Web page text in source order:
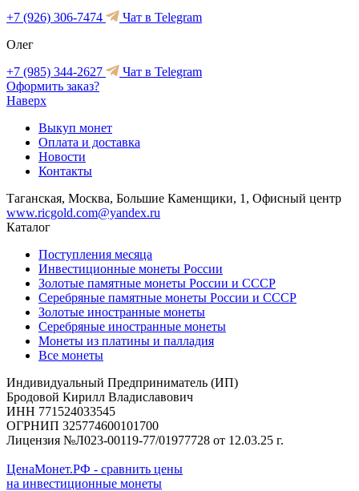
+7 (926) 306-7474
Чат в Telegram
Олег
+7 (985) 344-2627
Чат в Telegram
Оформить заказ?
Наверх
Выкуп монет
Оплата и доставка
Новости
Контакты
Таганская, Москва, Большие Каменщики, 1, Офисный центр
www.ricgold.com@yandex.ru
Каталог
Поступления месяца
Инвестиционные монеты России
Золотые памятные монеты России и СССР
Серебряные памятные монеты России и СССР
Золотые иностранные монеты
Серебряные иностранные монеты
Монеты из платины и палладия
Все монеты
Индивидуальный Предприниматель (ИП)
Бродовой Кирилл Владиславович
ИНН 771524033545
ОГРНИП 325774600101700
Лицензия №Л023-00119-77/01977728 от 12.03.25 г.
ЦенаМонет.РФ - сравнить цены
на инвестиционные монеты